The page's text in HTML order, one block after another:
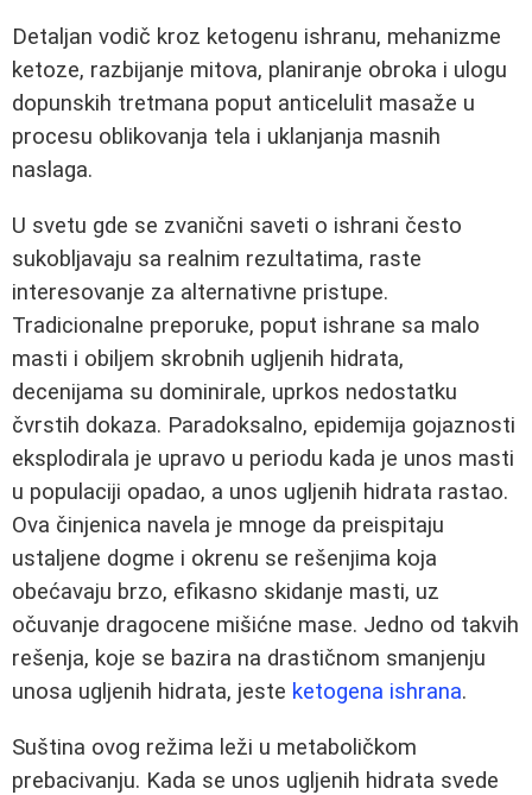
Detaljan vodič kroz ketogenu ishranu, mehanizme
ketoze, razbijanje mitova, planiranje obroka i ulogu
dopunskih tretmana poput anticelulit masaže u
procesu oblikovanja tela i uklanjanja masnih
naslaga.
U svetu gde se zvanični saveti o ishrani često
sukobljavaju sa realnim rezultatima, raste
interesovanje za alternativne pristupe.
Tradicionalne preporuke, poput ishrane sa malo
masti i obiljem skrobnih ugljenih hidrata,
decenijama su dominirale, uprkos nedostatku
čvrstih dokaza. Paradoksalno, epidemija gojaznosti
eksplodirala je upravo u periodu kada je unos masti
u populaciji opadao, a unos ugljenih hidrata rastao.
Ova činjenica navela je mnoge da preispitaju
ustaljene dogme i okrenu se rešenjima koja
obećavaju brzo, efikasno skidanje masti, uz
očuvanje dragocene mišićne mase. Jedno od takvih
rešenja, koje se bazira na drastičnom smanjenju
unosa ugljenih hidrata, jeste ketogena ishrana.
Suština ovog režima leži u metaboličkom
prebacivanju. Kada se unos ugljenih hidrata svede